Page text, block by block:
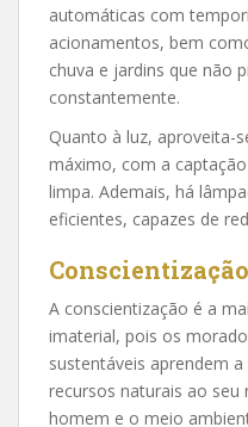
automáticas com
acionamentos, bem
chuva e jardins que não
constantemente.
Quanto à luz, aproveita-
máximo, com a
limpa. Ademais, há
eficientes, capazes de
Conscientização
A conscientização é a
imaterial, pois os
sustentáveis aprendem
recursos naturais ao
homem e o meio